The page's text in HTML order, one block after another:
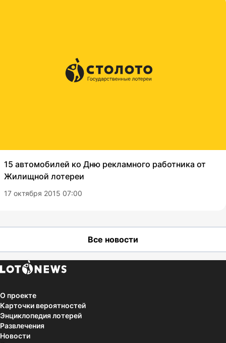
15 автомобилей ко Дню рекламного работника от
Жилищной лотереи
17 октября 2015 07:00
Все новости
О проекте
Карточки вероятностей
Энциклопедия лотерей
Развлечения
Новости